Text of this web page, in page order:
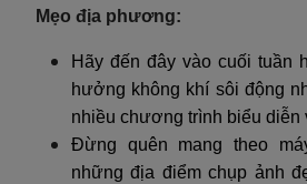
Mẹo địa phương:
Hãy đến đây vào cuối tuần
hưởng không khí sôi động
nhiều chương trình biểu diễn
Đừng quên mang theo
những địa điểm chụp ảnh